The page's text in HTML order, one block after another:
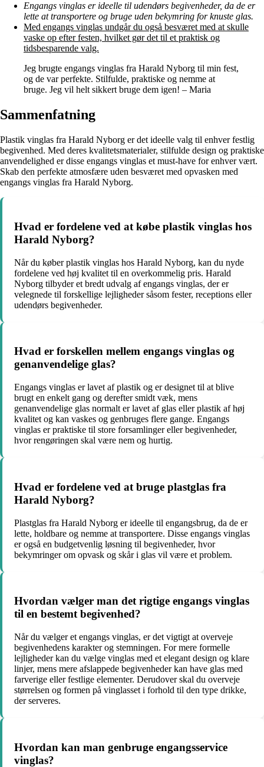
Engangs vinglas er ideelle til udendørs begivenheder, da de er
lette at transportere og bruge uden bekymring for knuste glas.
Med engangs vinglas undgår du også besværet med at skulle
vaske op efter festen, hvilket gør det til et praktisk og
tidsbesparende valg.
Jeg brugte engangs vinglas fra Harald Nyborg til min fest,
og de var perfekte. Stilfulde, praktiske og nemme at
bruge. Jeg vil helt sikkert bruge dem igen! – Maria
Sammenfatning
Plastik vinglas fra Harald Nyborg er det ideelle valg til enhver festlig
begivenhed. Med deres kvalitetsmaterialer, stilfulde design og praktiske
anvendelighed er disse engangs vinglas et must-have for enhver vært.
Skab den perfekte atmosfære uden besværet med opvasken med
engangs vinglas fra Harald Nyborg.
Hvad er fordelene ved at købe plastik vinglas hos
Harald Nyborg?
Når du køber plastik vinglas hos Harald Nyborg, kan du nyde
fordelene ved høj kvalitet til en overkommelig pris. Harald
Nyborg tilbyder et bredt udvalg af engangs vinglas, der er
velegnede til forskellige lejligheder såsom fester, receptions eller
udendørs begivenheder.
Hvad er forskellen mellem engangs vinglas og
genanvendelige glas?
Engangs vinglas er lavet af plastik og er designet til at blive
brugt en enkelt gang og derefter smidt væk, mens
genanvendelige glas normalt er lavet af glas eller plastik af høj
kvalitet og kan vaskes og genbruges flere gange. Engangs
vinglas er praktiske til store forsamlinger eller begivenheder,
hvor rengøringen skal være nem og hurtig.
Hvad er fordelene ved at bruge plastglas fra
Harald Nyborg?
Plastglas fra Harald Nyborg er ideelle til engangsbrug, da de er
lette, holdbare og nemme at transportere. Disse engangs vinglas
er også en budgetvenlig løsning til begivenheder, hvor
bekymringer om opvask og skår i glas vil være et problem.
Hvordan vælger man det rigtige engangs vinglas
til en bestemt begivenhed?
Når du vælger et engangs vinglas, er det vigtigt at overveje
begivenhedens karakter og stemningen. For mere formelle
lejligheder kan du vælge vinglas med et elegant design og klare
linjer, mens mere afslappede begivenheder kan have glas med
farverige eller festlige elementer. Derudover skal du overveje
størrelsen og formen på vinglasset i forhold til den type drikke,
der serveres.
Hvordan kan man genbruge engangsservice
vinglas?